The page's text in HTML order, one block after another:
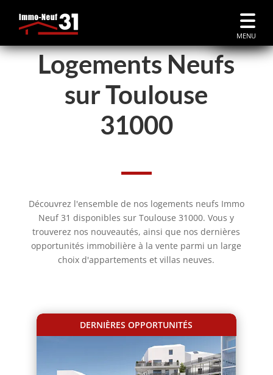
MENU
Logements Neufs
sur Toulouse
31000
Découvrez l'ensemble de nos logements neufs Immo
Neuf 31 disponibles sur Toulouse 31000. Vous y
trouverez nos nouveautés, ainsi que nos dernières
opportunités immobilière à la vente parmi un large
choix d'appartements et villas neuves.
DERNIÈRES OPPORTUNITÉS